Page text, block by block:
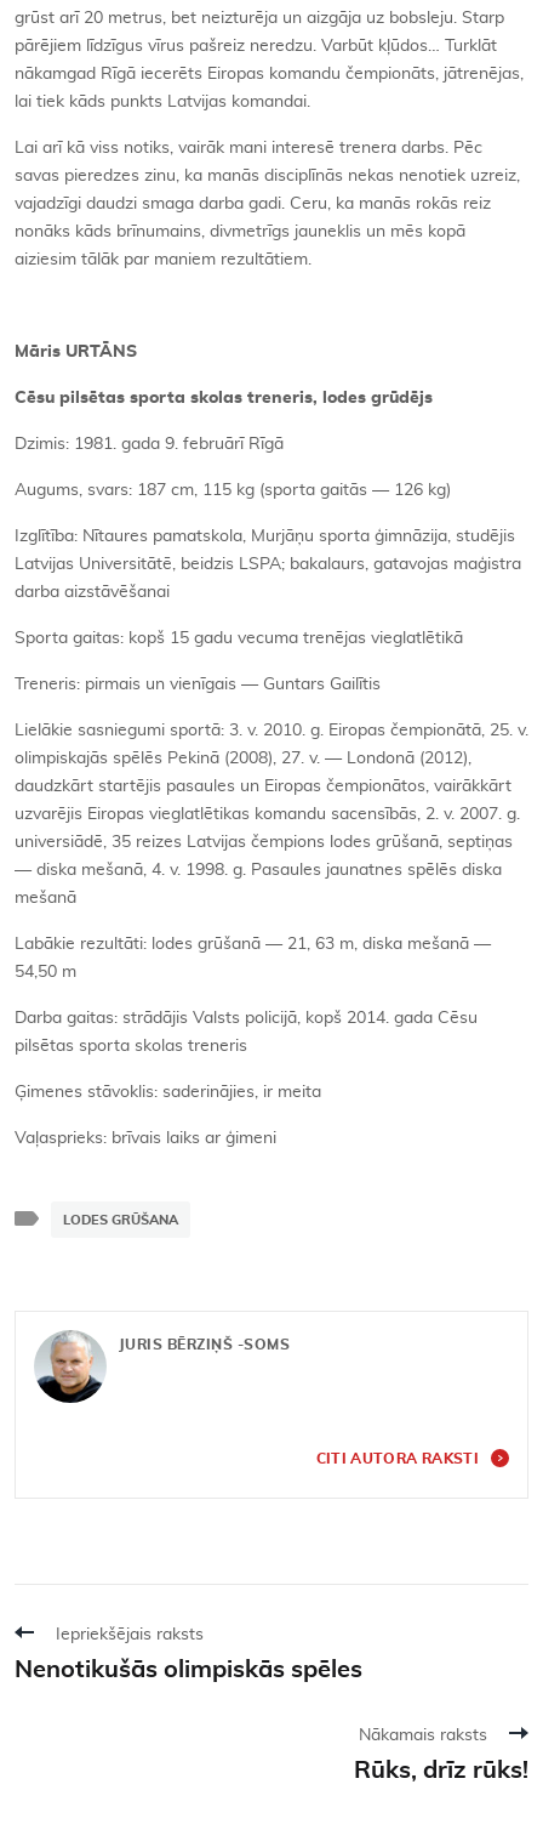
grūst arī 20 metrus, bet neizturēja un aizgāja uz bobsleju. Starp
pārējiem līdzīgus vīrus pašreiz neredzu. Varbūt kļūdos… Turklāt
nākamgad Rīgā iecerēts Eiropas komandu čempionāts, jātrenējas,
lai tiek kāds punkts Latvijas komandai.
Lai arī kā viss notiks, vairāk mani interesē trenera darbs. Pēc
savas pieredzes zinu, ka manās disciplīnās nekas nenotiek uzreiz,
vajadzīgi daudzi smaga darba gadi. Ceru, ka manās rokās reiz
nonāks kāds brīnumains, divmetrīgs jauneklis un mēs kopā
aiziesim tālāk par maniem rezultātiem.
Māris URTĀNS
Cēsu pilsētas sporta skolas treneris, lodes grūdējs
Dzimis: 1981. gada 9. februārī Rīgā
Augums, svars: 187 cm, 115 kg (sporta gaitās — 126 kg)
Izglītība: Nītaures pamatskola, Murjāņu sporta ģimnāzija, studējis
Latvijas Universitātē, beidzis LSPA; bakalaurs, gatavojas maģistra
darba aizstāvēšanai
Sporta gaitas: kopš 15 gadu vecuma trenējas vieglatlētikā
Treneris: pirmais un vienīgais — Guntars Gailītis
Lielākie sasniegumi sportā: 3. v. 2010. g. Eiropas čempionātā, 25. v.
olimpiskajās spēlēs Pekinā (2008), 27. v. — Londonā (2012),
daudzkārt startējis pasaules un Eiropas čempionātos, vairākkārt
uzvarējis Eiropas vieglatlētikas komandu sacensībās, 2. v. 2007. g.
universiādē, 35 reizes Latvijas čempions lodes grūšanā, septiņas
— diska mešanā, 4. v. 1998. g. Pasaules jaunatnes spēlēs diska
mešanā
Labākie rezultāti: lodes grūšanā — 21, 63 m, diska mešanā —
54,50 m
Darba gaitas: strādājis Valsts policijā, kopš 2014. gada Cēsu
pilsētas sporta skolas treneris
Ģimenes stāvoklis: saderinājies, ir meita
Vaļasprieks: brīvais laiks ar ģimeni
LODES GRŪŠANA
JURIS BĒRZIŅŠ -SOMS
CITI AUTORA RAKSTI
Iepriekšējais raksts
Nenotikušās olimpiskās spēles
Nākamais raksts
Rūks, drīz rūks!